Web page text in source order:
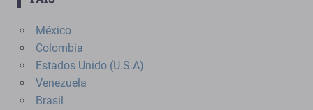
México
Colombia
Estados Unido (U.S.A)
Venezuela
Brasil